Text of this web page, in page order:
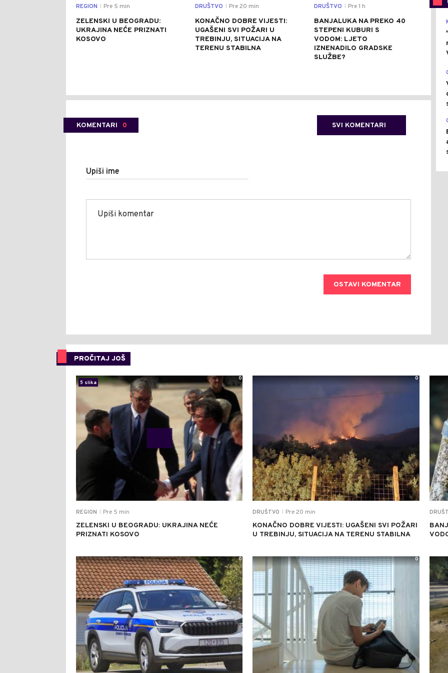
REGION Pre 5 min
ZELENSKI U BEOGRADU:
UKRAJINA NEĆE PRIZNATI
KOSOVO
DRUŠTVO Pre 20 min
KONAČNO DOBRE VIJESTI:
UGAŠENI SVI POŽARI U
TREBINJU, SITUACIJA NA
TERENU STABILNA
DRUŠTVO Pre 1 h
BANJALUKA NA PREKO 40
STEPENI KUBURI S
VODOM: LJETO
IZNENADILO GRADSKE
SLUŽBE?
KOMENTARI 0 SVI KOMENTARI
Upiši ime
OSTAVI KOMENTAR
PROČITAJ JOŠ
REGION Pre 5 min
ZELENSKI U BEOGRADU: UKRAJINA NEĆE
PRIZNATI KOSOVO
5 slika
0
DRUŠTVO Pre 20 min
KONAČNO DOBRE VIJESTI: UGAŠENI SVI POŽARI
U TREBINJU, SITUACIJA NA TERENU STABILNA
0
0 0